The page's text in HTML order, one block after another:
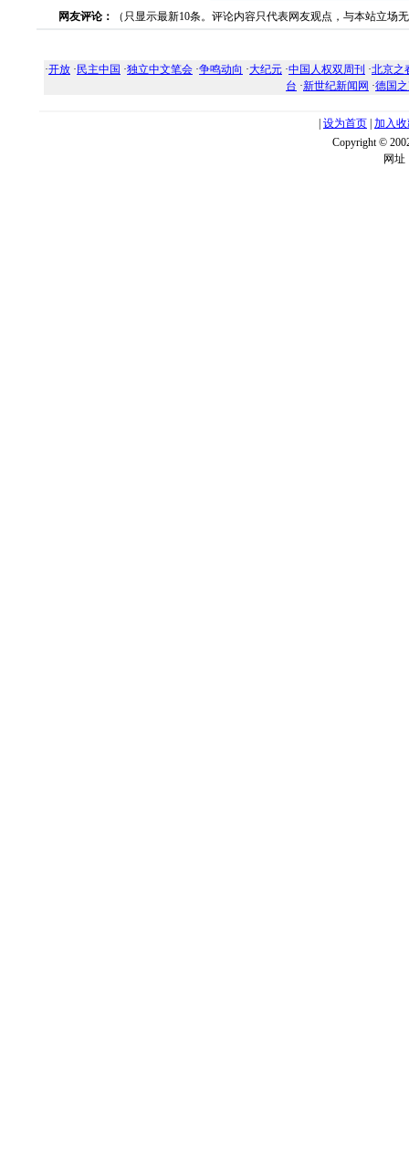
网友评论： （只显示最新10条。评论内容只代表网友观点，与本站立场
·开放 · 民主中国 ·独立中文笔会 ·争鸣动向 ·大纪元 ·中国人权双周刊 ·北京之
台 ·新世纪新闻网 ·德国
设为首页 加入
Copyright ©
网址